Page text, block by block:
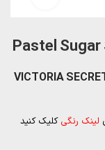
VICTORIA
لینک رنگی کلیک کنید